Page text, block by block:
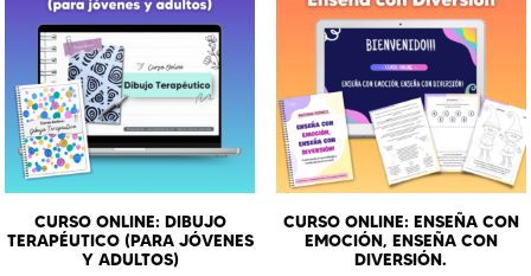
CURSO ONLINE: DIBUJO
TERAPÉUTICO (PARA JÓVENES
Y ADULTOS)
CURSO ONLINE: ENSEÑA CON
EMOCIÓN, ENSEÑA CON
DIVERSIÓN.